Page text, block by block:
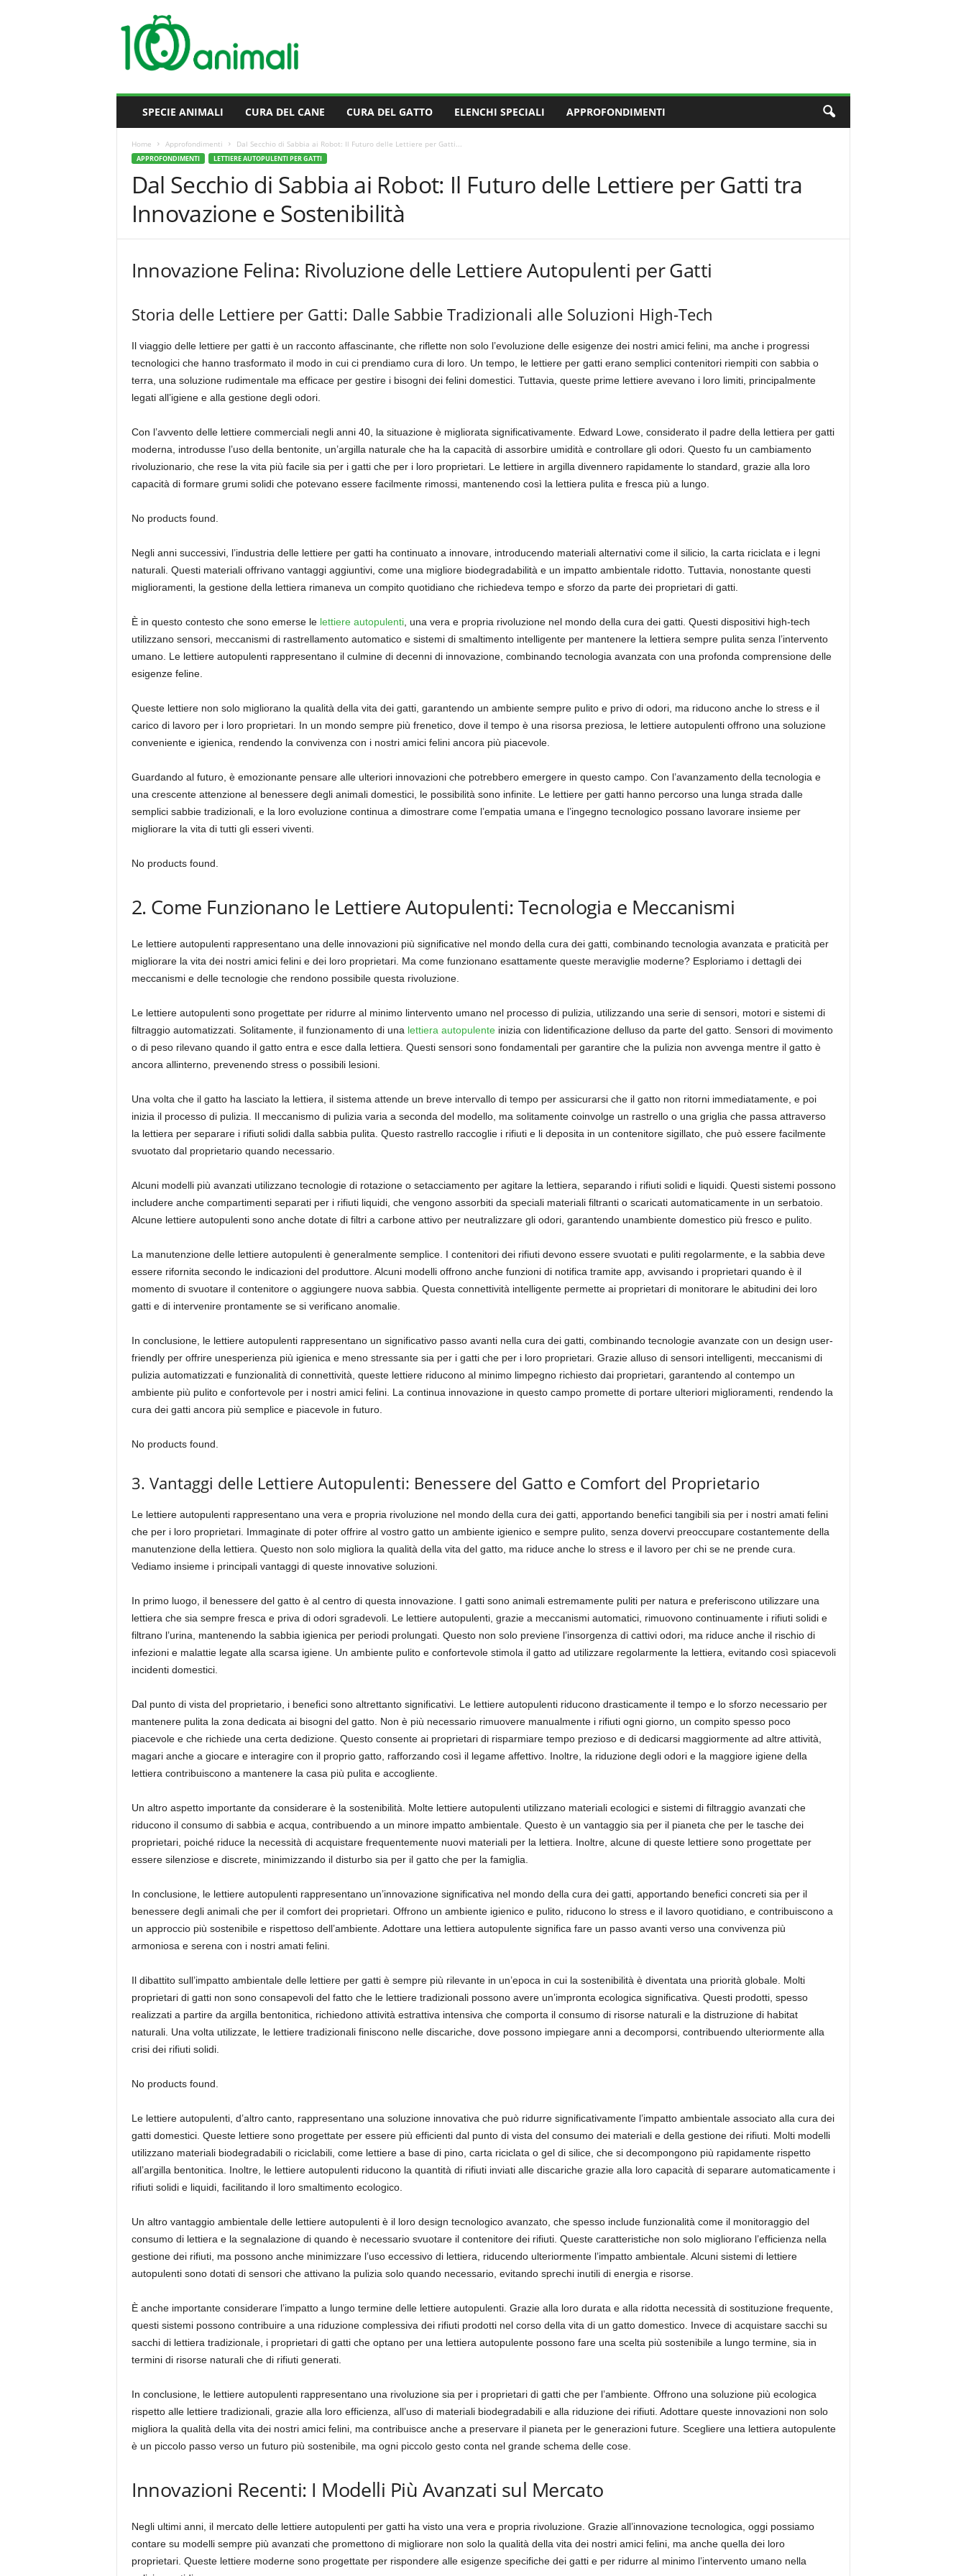
SPECIE ANIMALI CURA DEL CANE CURA DEL GATTO ELENCHI SPECIALI APPROFONDIMENTI
Home Approfondimenti Dal Secchio di Sabbia ai Robot: Il Futuro delle Lettiere per Gatti...
APPROFONDIMENTI LETTIERE AUTOPULENTI PER GATTI
Dal Secchio di Sabbia ai Robot: Il Futuro delle Lettiere per Gatti tra
Innovazione e Sostenibilità
Innovazione Felina: Rivoluzione delle Lettiere Autopulenti per Gatti
Storia delle Lettiere per Gatti: Dalle Sabbie Tradizionali alle Soluzioni High-Tech
Il viaggio delle lettiere per gatti è un racconto affascinante, che riflette non solo l’evoluzione delle esigenze dei nostri amici felini, ma anche i progressi
tecnologici che hanno trasformato il modo in cui ci prendiamo cura di loro. Un tempo, le lettiere per gatti erano semplici contenitori riempiti con sabbia o
terra, una soluzione rudimentale ma efficace per gestire i bisogni dei felini domestici. Tuttavia, queste prime lettiere avevano i loro limiti, principalmente
legati all’igiene e alla gestione degli odori.
Con l’avvento delle lettiere commerciali negli anni 40, la situazione è migliorata significativamente. Edward Lowe, considerato il padre della lettiera per gatti
moderna, introdusse l’uso della bentonite, un’argilla naturale che ha la capacità di assorbire umidità e controllare gli odori. Questo fu un cambiamento
rivoluzionario, che rese la vita più facile sia per i gatti che per i loro proprietari. Le lettiere in argilla divennero rapidamente lo standard, grazie alla loro
capacità di formare grumi solidi che potevano essere facilmente rimossi, mantenendo così la lettiera pulita e fresca più a lungo.
No products found.
Negli anni successivi, l’industria delle lettiere per gatti ha continuato a innovare, introducendo materiali alternativi come il silicio, la carta riciclata e i legni
naturali. Questi materiali offrivano vantaggi aggiuntivi, come una migliore biodegradabilità e un impatto ambientale ridotto. Tuttavia, nonostante questi
miglioramenti, la gestione della lettiera rimaneva un compito quotidiano che richiedeva tempo e sforzo da parte dei proprietari di gatti.
È in questo contesto che sono emerse le lettiere autopulenti, una vera e propria rivoluzione nel mondo della cura dei gatti. Questi dispositivi high-tech
utilizzano sensori, meccanismi di rastrellamento automatico e sistemi di smaltimento intelligente per mantenere la lettiera sempre pulita senza l’intervento
umano. Le lettiere autopulenti rappresentano il culmine di decenni di innovazione, combinando tecnologia avanzata con una profonda comprensione delle
esigenze feline.
Queste lettiere non solo migliorano la qualità della vita dei gatti, garantendo un ambiente sempre pulito e privo di odori, ma riducono anche lo stress e il
carico di lavoro per i loro proprietari. In un mondo sempre più frenetico, dove il tempo è una risorsa preziosa, le lettiere autopulenti offrono una soluzione
conveniente e igienica, rendendo la convivenza con i nostri amici felini ancora più piacevole.
Guardando al futuro, è emozionante pensare alle ulteriori innovazioni che potrebbero emergere in questo campo. Con l’avanzamento della tecnologia e
una crescente attenzione al benessere degli animali domestici, le possibilità sono infinite. Le lettiere per gatti hanno percorso una lunga strada dalle
semplici sabbie tradizionali, e la loro evoluzione continua a dimostrare come l’empatia umana e l’ingegno tecnologico possano lavorare insieme per
migliorare la vita di tutti gli esseri viventi.
No products found.
2. Come Funzionano le Lettiere Autopulenti: Tecnologia e Meccanismi
Le lettiere autopulenti rappresentano una delle innovazioni più significative nel mondo della cura dei gatti, combinando tecnologia avanzata e praticità per
migliorare la vita dei nostri amici felini e dei loro proprietari. Ma come funzionano esattamente queste meraviglie moderne? Esploriamo i dettagli dei
meccanismi e delle tecnologie che rendono possibile questa rivoluzione.
Le lettiere autopulenti sono progettate per ridurre al minimo lintervento umano nel processo di pulizia, utilizzando una serie di sensori, motori e sistemi di
filtraggio automatizzati. Solitamente, il funzionamento di una lettiera autopulenteinizia con lidentificazione delluso da parte del gatto. Sensori di movimento
o di peso rilevano quando il gatto entra e esce dalla lettiera. Questi sensori sono fondamentali per garantire che la pulizia non avvenga mentre il gatto è
ancora allinterno, prevenendo stress o possibili lesioni.
Una volta che il gatto ha lasciato la lettiera, il sistema attende un breve intervallo di tempo per assicurarsi che il gatto non ritorni immediatamente, e poi
inizia il processo di pulizia. Il meccanismo di pulizia varia a seconda del modello, ma solitamente coinvolge un rastrello o una griglia che passa attraverso
la lettiera per separare i rifiuti solidi dalla sabbia pulita. Questo rastrello raccoglie i rifiuti e li deposita in un contenitore sigillato, che può essere facilmente
svuotato dal proprietario quando necessario.
Alcuni modelli più avanzati utilizzano tecnologie di rotazione o setacciamento per agitare la lettiera, separando i rifiuti solidi e liquidi. Questi sistemi possono
includere anche compartimenti separati per i rifiuti liquidi, che vengono assorbiti da speciali materiali filtranti o scaricati automaticamente in un serbatoio.
Alcune lettiere autopulenti sono anche dotate di filtri a carbone attivo per neutralizzare gli odori, garantendo unambiente domestico più fresco e pulito.
La manutenzione delle lettiere autopulenti è generalmente semplice. I contenitori dei rifiuti devono essere svuotati e puliti regolarmente, e la sabbia deve
essere rifornita secondo le indicazioni del produttore. Alcuni modelli offrono anche funzioni di notifica tramite app, avvisando i proprietari quando è il
momento di svuotare il contenitore o aggiungere nuova sabbia. Questa connettività intelligente permette ai proprietari di monitorare le abitudini dei loro
gatti e di intervenire prontamente se si verificano anomalie.
In conclusione, le lettiere autopulenti rappresentano un significativo passo avanti nella cura dei gatti, combinando tecnologie avanzate con un design user-
friendly per offrire unesperienza più igienica e meno stressante sia per i gatti che per i loro proprietari. Grazie alluso di sensori intelligenti, meccanismi di
pulizia automatizzati e funzionalità di connettività, queste lettiere riducono al minimo limpegno richiesto dai proprietari, garantendo al contempo un
ambiente più pulito e confortevole per i nostri amici felini. La continua innovazione in questo campo promette di portare ulteriori miglioramenti, rendendo la
cura dei gatti ancora più semplice e piacevole in futuro.
No products found.
3. Vantaggi delle Lettiere Autopulenti: Benessere del Gatto e Comfort del Proprietario
Le lettiere autopulenti rappresentano una vera e propria rivoluzione nel mondo della cura dei gatti, apportando benefici tangibili sia per i nostri amati felini
che per i loro proprietari. Immaginate di poter offrire al vostro gatto un ambiente igienico e sempre pulito, senza dovervi preoccupare costantemente della
manutenzione della lettiera. Questo non solo migliora la qualità della vita del gatto, ma riduce anche lo stress e il lavoro per chi se ne prende cura.
Vediamo insieme i principali vantaggi di queste innovative soluzioni.
In primo luogo, il benessere del gatto è al centro di questa innovazione. I gatti sono animali estremamente puliti per natura e preferiscono utilizzare una
lettiera che sia sempre fresca e priva di odori sgradevoli. Le lettiere autopulenti, grazie a meccanismi automatici, rimuovono continuamente i rifiuti solidi e
filtrano l’urina, mantenendo la sabbia igienica per periodi prolungati. Questo non solo previene l’insorgenza di cattivi odori, ma riduce anche il rischio di
infezioni e malattie legate alla scarsa igiene. Un ambiente pulito e confortevole stimola il gatto ad utilizzare regolarmente la lettiera, evitando così spiacevoli
incidenti domestici.
Dal punto di vista del proprietario, i benefici sono altrettanto significativi. Le lettiere autopulenti riducono drasticamente il tempo e lo sforzo necessario per
mantenere pulita la zona dedicata ai bisogni del gatto. Non è più necessario rimuovere manualmente i rifiuti ogni giorno, un compito spesso poco
piacevole e che richiede una certa dedizione. Questo consente ai proprietari di risparmiare tempo prezioso e di dedicarsi maggiormente ad altre attività,
magari anche a giocare e interagire con il proprio gatto, rafforzando così il legame affettivo. Inoltre, la riduzione degli odori e la maggiore igiene della
lettiera contribuiscono a mantenere la casa più pulita e accogliente.
Un altro aspetto importante da considerare è la sostenibilità. Molte lettiere autopulenti utilizzano materiali ecologici e sistemi di filtraggio avanzati che
riducono il consumo di sabbia e acqua, contribuendo a un minore impatto ambientale. Questo è un vantaggio sia per il pianeta che per le tasche dei
proprietari, poiché riduce la necessità di acquistare frequentemente nuovi materiali per la lettiera. Inoltre, alcune di queste lettiere sono progettate per
essere silenziose e discrete, minimizzando il disturbo sia per il gatto che per la famiglia.
In conclusione, le lettiere autopulenti rappresentano un’innovazione significativa nel mondo della cura dei gatti, apportando benefici concreti sia per il
benessere degli animali che per il comfort dei proprietari. Offrono un ambiente igienico e pulito, riducono lo stress e il lavoro quotidiano, e contribuiscono a
un approccio più sostenibile e rispettoso dell’ambiente. Adottare una lettiera autopulente significa fare un passo avanti verso una convivenza più
armoniosa e serena con i nostri amati felini.
Il dibattito sull’impatto ambientale delle lettiere per gatti è sempre più rilevante in un’epoca in cui la sostenibilità è diventata una priorità globale. Molti
proprietari di gatti non sono consapevoli del fatto che le lettiere tradizionali possono avere un’impronta ecologica significativa. Questi prodotti, spesso
realizzati a partire da argilla bentonitica, richiedono attività estrattiva intensiva che comporta il consumo di risorse naturali e la distruzione di habitat
naturali. Una volta utilizzate, le lettiere tradizionali finiscono nelle discariche, dove possono impiegare anni a decomporsi, contribuendo ulteriormente alla
crisi dei rifiuti solidi.
No products found.
Le lettiere autopulenti, d’altro canto, rappresentano una soluzione innovativa che può ridurre significativamente l’impatto ambientale associato alla cura dei
gatti domestici. Queste lettiere sono progettate per essere più efficienti dal punto di vista del consumo dei materiali e della gestione dei rifiuti. Molti modelli
utilizzano materiali biodegradabili o riciclabili, come lettiere a base di pino, carta riciclata o gel di silice, che si decompongono più rapidamente rispetto
all’argilla bentonitica. Inoltre, le lettiere autopulenti riducono la quantità di rifiuti inviati alle discariche grazie alla loro capacità di separare automaticamente i
rifiuti solidi e liquidi, facilitando il loro smaltimento ecologico.
Un altro vantaggio ambientale delle lettiere autopulenti è il loro design tecnologico avanzato, che spesso include funzionalità come il monitoraggio del
consumo di lettiera e la segnalazione di quando è necessario svuotare il contenitore dei rifiuti. Queste caratteristiche non solo migliorano l’efficienza nella
gestione dei rifiuti, ma possono anche minimizzare l’uso eccessivo di lettiera, riducendo ulteriormente l’impatto ambientale. Alcuni sistemi di lettiere
autopulenti sono dotati di sensori che attivano la pulizia solo quando necessario, evitando sprechi inutili di energia e risorse.
È anche importante considerare l’impatto a lungo termine delle lettiere autopulenti. Grazie alla loro durata e alla ridotta necessità di sostituzione frequente,
questi sistemi possono contribuire a una riduzione complessiva dei rifiuti prodotti nel corso della vita di un gatto domestico. Invece di acquistare sacchi su
sacchi di lettiera tradizionale, i proprietari di gatti che optano per una lettiera autopulente possono fare una scelta più sostenibile a lungo termine, sia in
termini di risorse naturali che di rifiuti generati.
In conclusione, le lettiere autopulenti rappresentano una rivoluzione sia per i proprietari di gatti che per l’ambiente. Offrono una soluzione più ecologica
rispetto alle lettiere tradizionali, grazie alla loro efficienza, all’uso di materiali biodegradabili e alla riduzione dei rifiuti. Adottare queste innovazioni non solo
migliora la qualità della vita dei nostri amici felini, ma contribuisce anche a preservare il pianeta per le generazioni future. Scegliere una lettiera autopulente
è un piccolo passo verso un futuro più sostenibile, ma ogni piccolo gesto conta nel grande schema delle cose.
Innovazioni Recenti: I Modelli Più Avanzati sul Mercato
Negli ultimi anni, il mercato delle lettiere autopulenti per gatti ha visto una vera e propria rivoluzione. Grazie all’innovazione tecnologica, oggi possiamo
contare su modelli sempre più avanzati che promettono di migliorare non solo la qualità della vita dei nostri amici felini, ma anche quella dei loro
proprietari. Queste lettiere moderne sono progettate per rispondere alle esigenze specifiche dei gatti e per ridurre al minimo l’intervento umano nella